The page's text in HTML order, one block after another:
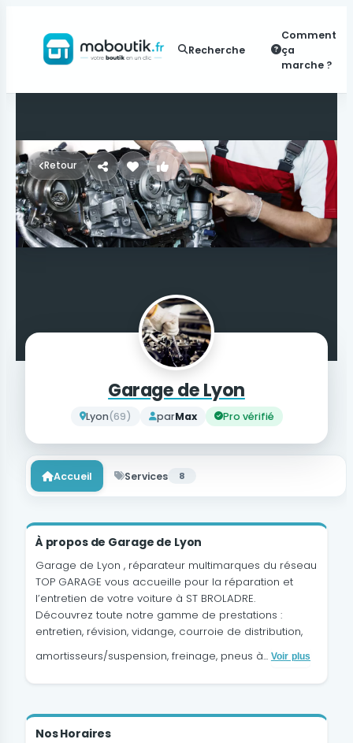
Recherche
Comment
ça
marche ?
Retour
Garage de Lyon
Lyon(69) parMax Pro vérifié
Accueil Services 8
À propos de Garage de Lyon
Garage de Lyon , réparateur multimarques du réseau
TOP GARAGE vous accueille pour la réparation et
l’entretien de votre voiture à ST BROLADRE.
Découvrez toute notre gamme de prestations :
entretien, révision, vidange, courroie de distribution,
amortisseurs/suspension, freinage, pneus à... Voir plus
Nos Horaires